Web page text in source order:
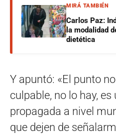
MIRÁ TAMBIÉN
Carlos Paz:
la modalidad
dietética
Y apuntó: «El punto
culpable, no lo hay,
propagada a nivel
que dejen de